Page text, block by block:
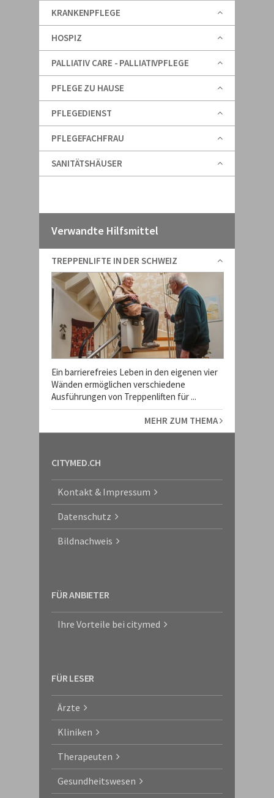
KRANKENPFLEGE
HOSPIZ
PALLIATIV CARE - PALLIATIVPFLEGE
PFLEGE ZU HAUSE
PFLEGEDIENST
PFLEGEFACHFRAU
SANITÄTSHÄUSER
Verwandte Hilfsmittel
TREPPENLIFTE IN DER SCHWEIZ
Ein barrierefreies Leben in den eigenen vier
Wänden ermöglichen verschiedene
Ausführungen von Treppenliften für ...
MEHR ZUM THEMA
CITYMED.CH
Kontakt & Impressum
Datenschutz
Bildnachweis
FÜR ANBIETER
Ihre Vorteile bei citymed
FÜR LESER
Ärzte
Kliniken
Therapeuten
Gesundheitswesen